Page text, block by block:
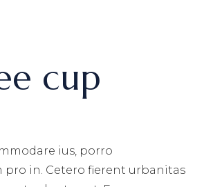
cup
ius, porro
pro in. Cetero fierent urbanitas